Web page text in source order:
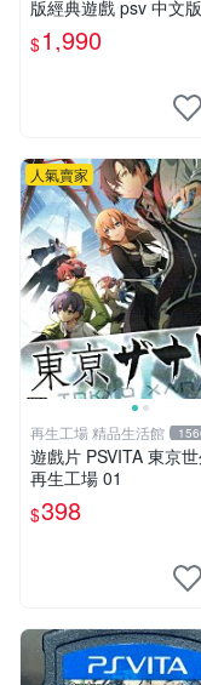
版經典遊戲 psv 中文
戰士 鋼彈 極限VS.
$1,990
人氣賣家
再生工場 精品生活館
遊戲片 PSVITA 東京
再生工場 01
$398